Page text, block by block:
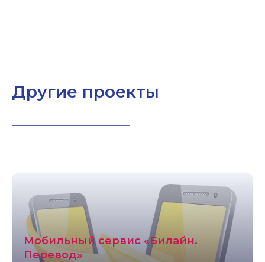
Другие проекты
Мобильный сервис «Билайн.
Перевод»